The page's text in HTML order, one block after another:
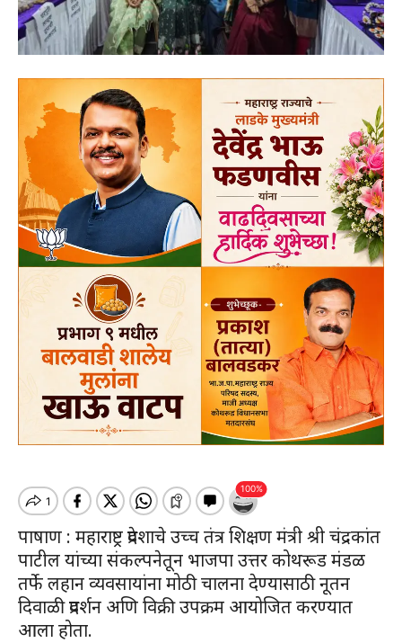
पाषाण : महाराष्ट्र प्रदेशाचे उच्च तंत्र शिक्षण मंत्री श्री चंद्रकांत
पाटील यांच्या संकल्पनेतून भाजपा उत्तर कोथरूड मंडळ
तर्फे लहान व्यवसायांना मोठी चालना देण्यासाठी नूतन
दिवाळी प्रदर्शन अणि विक्री उपक्रम आयोजित करण्यात
आला होता.